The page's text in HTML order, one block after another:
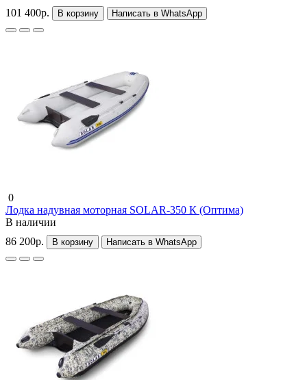
101 400р.
В корзину Написать в WhatsApp
0
Лодка надувная моторная SOLAR-350 К (Оптима)
В наличии
86 200р.
В корзину Написать в WhatsApp